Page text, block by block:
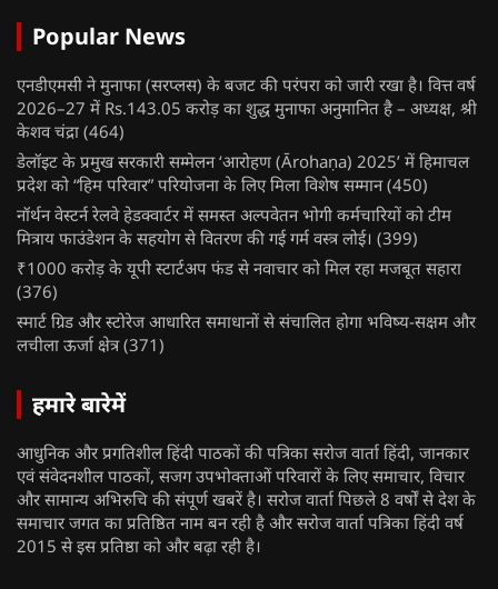
Popular News
एनडीएमसी ने मुनाफा (सरप्लस) के बजट की परंपरा को जारी रखा है। वित्त वर्ष
2026–27 में Rs.143.05 करोड़ का शुद्ध मुनाफा अनुमानित है – अध्यक्ष, श्री
केशव चंद्रा (464)
डेलॉइट के प्रमुख सरकारी सम्मेलन ‘आरोहण (Ārohaṇa) 2025’ में हिमाचल
प्रदेश को “हिम परिवार” परियोजना के लिए मिला विशेष सम्मान (450)
नॉर्थन वेस्टर्न रेलवे हेडक्वार्टर में समस्त अल्पवेतन भोगी कर्मचारियों को टीम
मित्राय फाउंडेशन के सहयोग से वितरण की गई गर्म वस्त्र लोई। (399)
₹1000 करोड़ के यूपी स्टार्टअप फंड से नवाचार को मिल रहा मजबूत सहारा
(376)
स्मार्ट ग्रिड और स्टोरेज आधारित समाधानों से संचालित होगा भविष्य-सक्षम और
लचीला ऊर्जा क्षेत्र (371)
हमारे बारेमें
आधुनिक और प्रगतिशील हिंदी पाठकों की पत्रिका सरोज वार्ता हिंदी, जानकार
एवं संवेदनशील पाठकों, सजग उपभोक्ताओं परिवारों के लिए समाचार, विचार
और सामान्य अभिरुचि की संपूर्ण खबरें है। सरोज वार्ता पिछले 8 वर्षों से देश के
समाचार जगत का प्रतिष्ठित नाम बन रही है और सरोज वार्ता पत्रिका हिंदी वर्ष
2015 से इस प्रतिष्ठा को और बढ़ा रही है।